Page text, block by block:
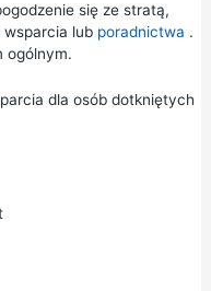
się ze stratą,
wsparcia lub poradnictwa .
ogólnym.
dla osób dotkniętych